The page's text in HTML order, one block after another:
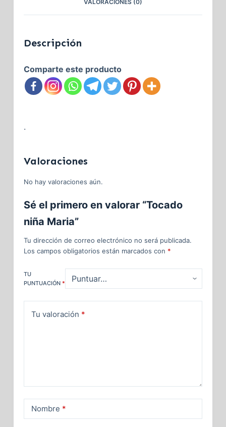
VALORACIONES (0)
Descripción
Comparte este producto
.
Valoraciones
No hay valoraciones aún.
Sé el primero en valorar “Tocado
niña Maria”
Tu dirección de correo electrónico no será publicada.
Los campos obligatorios están marcados con *
TU
PUNTUACIÓN *
Tu valoración *
Nombre *